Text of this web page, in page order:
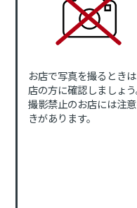
お店で写真を撮るとき
店の方に確認しましょう
撮影禁止のお店には注
きがあります。